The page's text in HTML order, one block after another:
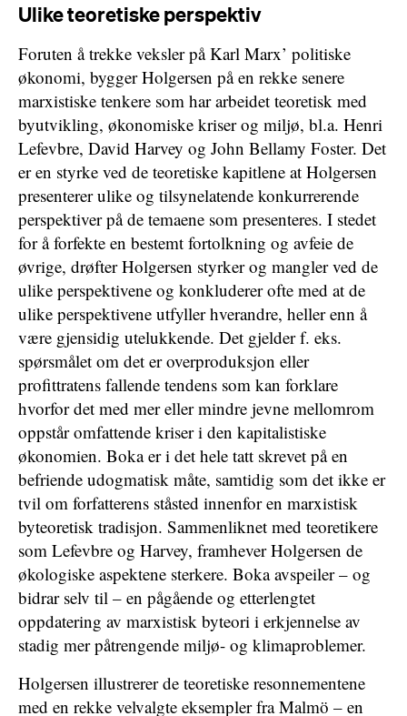
Ulike teoretiske perspektiv
Foruten å trekke veksler på Karl Marx’ politiske
økonomi, bygger Holgersen på en rekke senere
marxistiske tenkere som har arbeidet teoretisk med
byutvikling, økonomiske kriser og miljø, bl.a. Henri
Lefevbre, David Harvey og John Bellamy Foster. Det
er en styrke ved de teoretiske kapitlene at Holgersen
presenterer ulike og tilsynelatende konkurrerende
perspektiver på de temaene som presenteres. I stedet
for å forfekte en bestemt fortolkning og avfeie de
øvrige, drøfter Holgersen styrker og mangler ved de
ulike perspektivene og konkluderer ofte med at de
ulike perspektivene utfyller hverandre, heller enn å
være gjensidig utelukkende. Det gjelder f. eks.
spørsmålet om det er overproduksjon eller
profittratens fallende tendens som kan forklare
hvorfor det med mer eller mindre jevne mellomrom
oppstår omfattende kriser i den kapitalistiske
økonomien. Boka er i det hele tatt skrevet på en
befriende udogmatisk måte, samtidig som det ikke er
tvil om forfatterens ståsted innenfor en marxistisk
byteoretisk tradisjon. Sammenliknet med teoretikere
som Lefevbre og Harvey, framhever Holgersen de
økologiske aspektene sterkere. Boka avspeiler – og
bidrar selv til – en pågående og etterlengtet
oppdatering av marxistisk byteori i erkjennelse av
stadig mer påtrengende miljø- og klimaproblemer.
Holgersen illustrerer de teoretiske resonnementene
med en rekke velvalgte eksempler fra Malmö – en